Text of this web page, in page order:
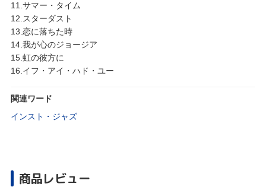
11.サマー・タイム
12.スターダスト
13.恋に落ちた時
14.我が心のジョージア
15.虹の彼方に
16.イフ・アイ・ハド・ユー
関連ワード
インスト・ジャズ
商品レビュー